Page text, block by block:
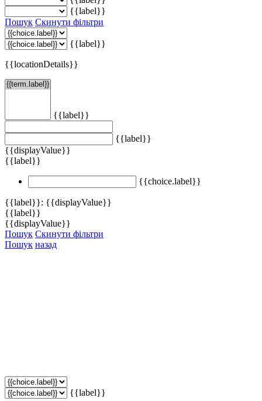
{{label}}
Пошук Скинути фільтри
{{label}}
{{locationDetails}}
{{label}}
{{label}}
{{displayValue}}
{{label}}
{{choice.label}}
{{label}}: {{displayValue}}
{{label}}
{{displayValue}}
Пошук Скинути фільтри
Пошук назад
{{label}}